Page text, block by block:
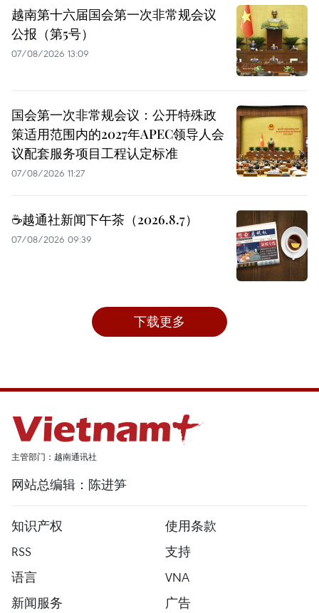
越南第十六届国会第一次非常规会议
公报（第5号）
07/08/2026 13:09
国会第一次非常规会议：公开特殊政
策适用范围内的2027年APEC领导人会
议配套服务项目工程认定标准
07/08/2026 11:27
☕️越通社新闻下午茶（2026.8.7）
07/08/2026 09:39
下载更多
主管部门：越南通讯社
网站总编辑：陈进笋
知识产权
使用条款
RSS
支持
语言
VNA
新闻服务
广告